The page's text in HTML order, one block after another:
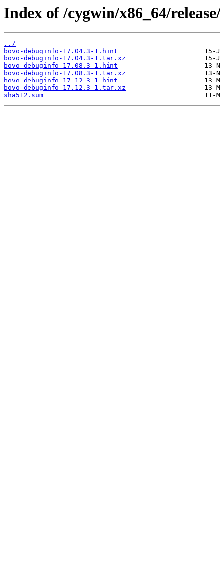
Index of /cygwin/x86_64/
../
bovo-debuginfo-17.04.3-1.hint
bovo-debuginfo-17.04.3-1.tar.xz
bovo-debuginfo-17.08.3-1.hint
bovo-debuginfo-17.08.3-1.tar.xz
bovo-debuginfo-17.12.3-1.hint
bovo-debuginfo-17.12.3-1.tar.xz
sha512.sum